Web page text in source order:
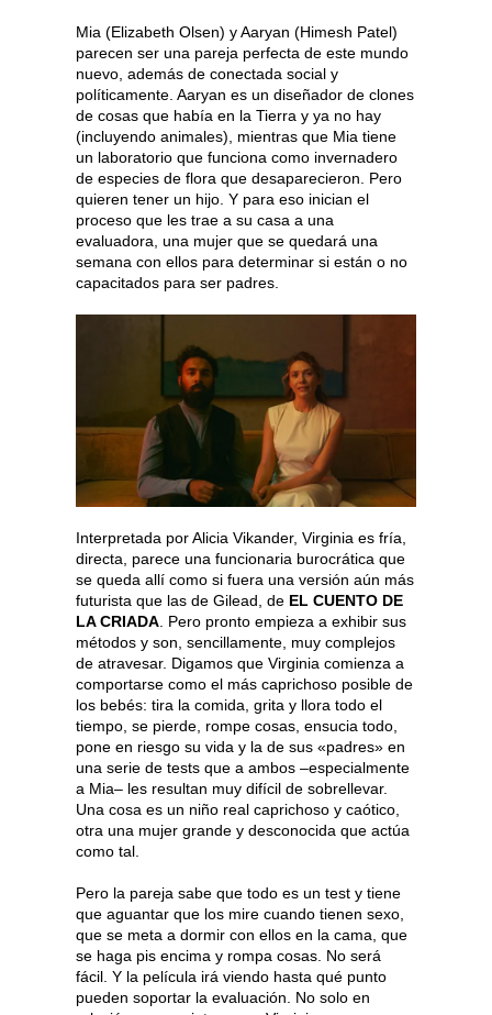
Mia (Elizabeth Olsen) y Aaryan (Himesh Patel)
parecen ser una pareja perfecta de este mundo
nuevo, además de conectada social y
políticamente. Aaryan es un diseñador de clones
de cosas que había en la Tierra y ya no hay
(incluyendo animales), mientras que Mia tiene
un laboratorio que funciona como invernadero
de especies de flora que desaparecieron. Pero
quieren tener un hijo. Y para eso inician el
proceso que les trae a su casa a una
evaluadora, una mujer que se quedará una
semana con ellos para determinar si están o no
capacitados para ser padres.
Interpretada por Alicia Vikander, Virginia es fría,
directa, parece una funcionaria burocrática que
se queda allí como si fuera una versión aún más
futurista que las de Gilead, de EL CUENTO DE
LA CRIADA . Pero pronto empieza a exhibir sus
métodos y son, sencillamente, muy complejos
de atravesar. Digamos que Virginia comienza a
comportarse como el más caprichoso posible de
los bebés: tira la comida, grita y llora todo el
tiempo, se pierde, rompe cosas, ensucia todo,
pone en riesgo su vida y la de sus «padres» en
una serie de tests que a ambos –especialmente
a Mia– les resultan muy difícil de sobrellevar.
Una cosa es un niño real caprichoso y caótico,
otra una mujer grande y desconocida que actúa
como tal.
Pero la pareja sabe que todo es un test y tiene
que aguantar que los mire cuando tienen sexo,
que se meta a dormir con ellos en la cama, que
se haga pis encima y rompa cosas. No será
fácil. Y la película irá viendo hasta qué punto
pueden soportar la evaluación. No solo en